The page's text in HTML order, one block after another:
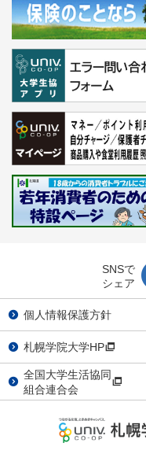
SNSで
シェア
個人情報保護方針
札幌学院大学HP
全国大学生活協同
組合連合会